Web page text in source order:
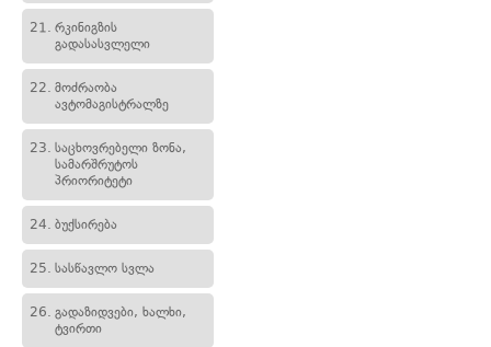
21. რკინიგზის
გადასასვლელი
22. მოძრაობა
ავტომაგისტრალზე
23. საცხოვრებელი ზონა,
სამარშრუტოს
პრიორიტეტი
24. ბუქსირება
25. სასწავლო სვლა
26. გადაზიდვები, ხალხი,
ტვირთი